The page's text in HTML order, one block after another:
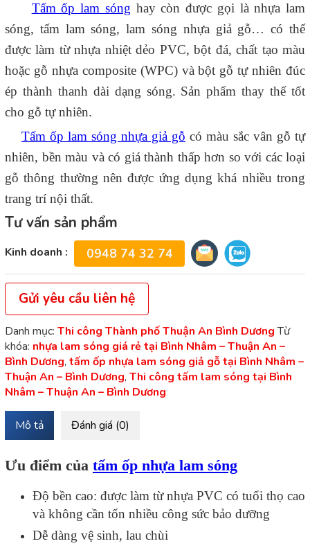
Tấm ốp lam sóng hay còn được gọi là nhựa lam
sóng, tấm lam sóng, lam sóng nhựa giả gỗ… có thể
được làm từ nhựa nhiệt dẻo PVC, bột đá, chất tạo màu
hoặc gỗ nhựa composite (WPC) và bột gỗ tự nhiên đúc
ép thành thanh dài dạng sóng. Sản phẩm thay thế tốt
cho gỗ tự nhiên.
Tấm ốp lam sóng nhựa giả gỗ có màu sắc vân gỗ tự
nhiên, bền màu và có giá thành thấp hơn so với các loại
gỗ thông thường nên được ứng dụng khá nhiều trong
trang trí nội thất.
Tư vấn sản phẩm
Kinh doanh : 0948 74 32 74
Gửi yêu cầu liên hệ
Danh mục: Thi công Thành phố Thuận An Bình Dương Từ
khóa: nhựa lam sóng giá rẻ tại Bình Nhâm – Thuận An –
Bình Dương, tấm ốp nhựa lam sóng giả gỗ tại Bình Nhâm –
Thuận An – Bình Dương, Thi công tấm lam sóng tại Bình
Nhâm – Thuận An – Bình Dương
Mô tả Đánh giá (0)
Ưu điểm của tấm ốp nhựa lam sóng
Độ bền cao: được làm từ nhựa PVC có tuổi thọ cao
và không cần tốn nhiều công sức bảo dưỡng
Dễ dàng vệ sinh, lau chùi